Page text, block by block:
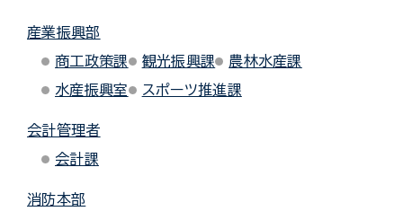
産業振興部
商工政策課
観光振興課
農林水産課
水産振興室
スポーツ推進課
会計管理者
会計課
消防本部